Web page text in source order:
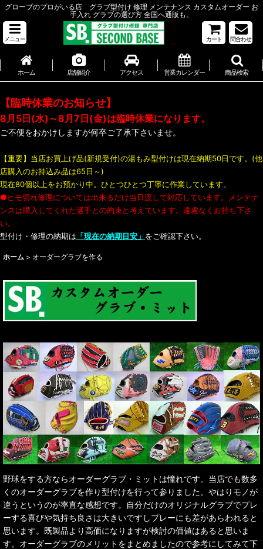
グローブのプロがいる店 グラブ型付け 修理 メンテナンス カスタムオーダー お
手入れ グラブの選び方 全国へ通販も。
メニュー カート 問合わせ
ホーム 店舗紹介 アクセス 営業カレンダー 商品検索
【臨時休業のお知らせ】
8月5日(水)～8月7日(金)は臨時休業になります。
ご不便をおかけしますが何卒ご了承下さいませ。
【重要】当店お買上げ品(新規受付)の湯もみ型付けは現在納期50日です。(他
店購入のお持込み品は65日～)
現在80個以上をお預かり中。ひとつひとつ丁寧に作業しています。
●ヒモ切れ修理については出来るだけ当日渡しで対応しています。メンテナ
ンスは購入してくれた選手との約束と考えています。遠慮なくお持ち下さ
い。
型付け・修理の納期は 「現在の納期目安」 をご確認下さい。
ホーム > オーダーグラブを作る
野球をする方ならオーダーグラブ・ミットは憧れです。当店でも数多
くのオーダーグラブを作り型付けを行って参りました。やはりモノが
違うというのが率直な感想です。自分だけのオリジナルグラブでプレ
ーする喜びや気持ち良さは大きいですしプレーにも差があらわれると
思います。既製品より高価になりますが検討の価値はあると思いま
す。オーダーグラブのメリットをまとめましたので参考にしてみて下